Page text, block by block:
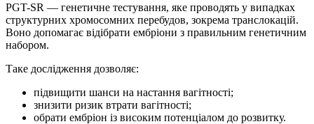
PGT-SR — генетичне тестування, яке проводять у випадках
структурних хромосомних перебудов, зокрема транслокацій.
Воно допомагає відібрати ембріони з правильним генетичним
набором.
Таке дослідження дозволяє:
підвищити шанси на настання вагітності;
знизити ризик втрати вагітності;
обрати ембріон із високим потенціалом до розвитку.